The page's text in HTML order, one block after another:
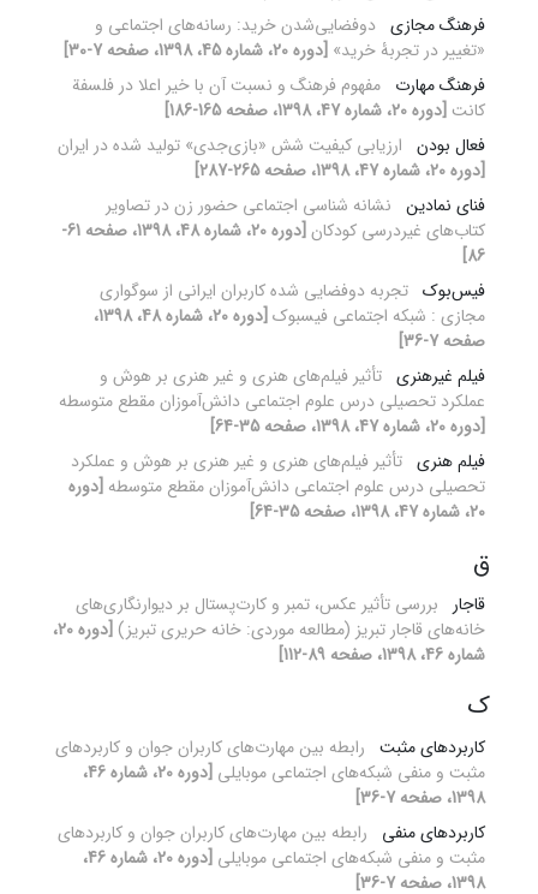
فرهنگ مجازی دوفضایی‌شدن خرید: رسانه‌های اجتماعی و
«تغییر در تجربۀ خرید» [دوره 20، شماره 45، 1398، صفحه 7-30]
فرهنگ مهارت مفهوم فرهنگ و نسبت آن با خیر اعلا در فلسفة
کانت [دوره 20، شماره 47، 1398، صفحه 165-186]
فعال بودن ارزیابی کیفیت شش «بازی‌جدی» تولید شده در ایران
[دوره 20، شماره 47، 1398، صفحه 265-287]
فنای نمادین نشانه شناسی اجتماعی حضور زن در تصاویر
کتاب‌های غیردرسی کودکان
[دوره 20، شماره 48، 1398، صفحه 61-
86]
فیس‌بوک تجربه دوفضایی شده کاربران ایرانی از سوگواری
مجازی : شبکه اجتماعی فیسبوک
[دوره 20، شماره 48، 1398،
صفحه 7-36]
فیلم غیرهنری تأثیر فیلم‌های هنری و غیر هنری بر هوش و
عملکرد تحصیلی درس علوم اجتماعی دانش‌آموزان مقطع متوسطه
[دوره 20، شماره 47، 1398، صفحه 35-64]
فیلم هنری تأثیر فیلم‌های هنری و غیر هنری بر هوش و عملکرد
تحصیلی درس علوم اجتماعی دانش‌آموزان مقطع متوسطه [دوره
20، شماره 47، 1398، صفحه 35-64]
ق
قاجار
بررسی تأثیر عکس، تمبر و کارت‌پستال بر دیوارنگاری‌های
خانه‌های قاجار تبریز (مطالعه موردی: خانه حریری تبریز)
[دوره 20،
شماره 46، 1398، صفحه 89-112]
ک
کاربردهای مثبت رابطه بین مهارت‌های کاربران جوان و کاربردهای
مثبت و منفی شبکه‌های اجتماعی موبایلی
[دوره 20، شماره 46،
1398، صفحه 7-36]
کاربردهای منفی
رابطه بین مهارت‌های کاربران جوان و کاربردهای
مثبت و منفی شبکه‌های اجتماعی موبایلی
[دوره 20، شماره 46،
1398، صفحه 7-36]